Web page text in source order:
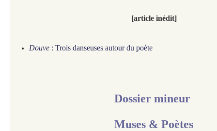
[article inédit]
Douve : Trois danseuses autour du poète
Dossier mineur
Muses & Poètes